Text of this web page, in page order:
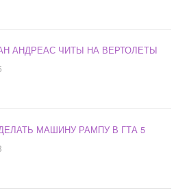
АНДРЕАС ЧИТЫ НА ВЕРТОЛЕТЫ
МАШИНУ РАМПУ В ГТА 5